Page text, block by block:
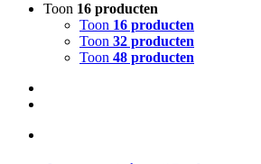
Toon 16 producten
Toon 16 producten
Toon 32 producten
Toon 48 producten